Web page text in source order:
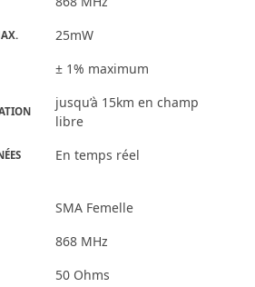
25mW
± 1% maximum
jusqu’à 15km en champ
libre
En temps réel
SMA Femelle
868 MHz
50 Ohms